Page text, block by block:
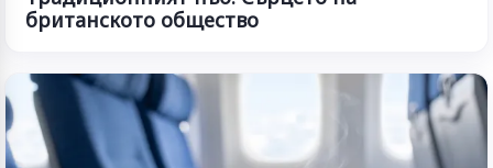
британското общество